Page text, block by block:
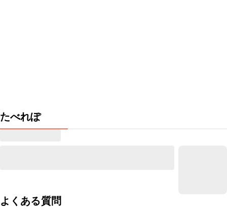
たべれぽ
よくある質問